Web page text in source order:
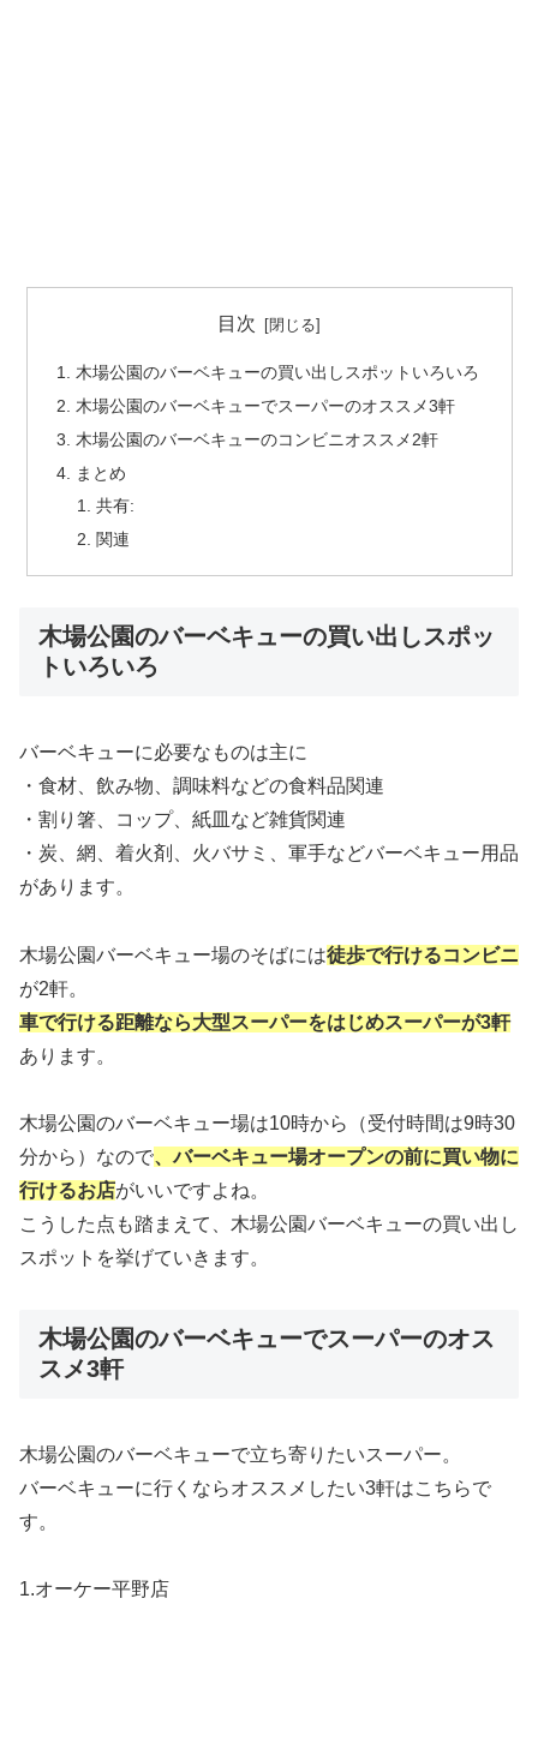
目次
木場公園のバーベキューの買い出しスポットいろいろ
木場公園のバーベキューでスーパーのオススメ3軒
木場公園のバーベキューのコンビニオススメ2軒
まとめ
共有:
関連
木場公園のバーベキューの買い出しスポッ
トいろいろ
バーベキューに必要なものは主に
・食材、飲み物、調味料などの食料品関連
・割り箸、コップ、紙皿など雑貨関連
・炭、網、着火剤、火バサミ、軍手などバーベキュー用品
があります。
木場公園バーベキュー場のそばには徒歩で行けるコンビニ
が2軒。
車で行ける距離なら大型スーパーをはじめスーパーが3軒
あります。
木場公園のバーベキュー場は10時から （受付時間は9時30
分から ）なので、バーベキュー場オープンの前に買い物に
行けるお店がいいですよね。
こうした点も踏まえて、木場公園バーベキューの買い出し
スポットを挙げていきます。
木場公園のバーベキューでスーパーのオス
スメ3軒
木場公園のバーベキューで立ち寄りたいスーパー。
バーベキューに行くならオススメしたい3軒はこちらで
す。
1.オーケー平野店